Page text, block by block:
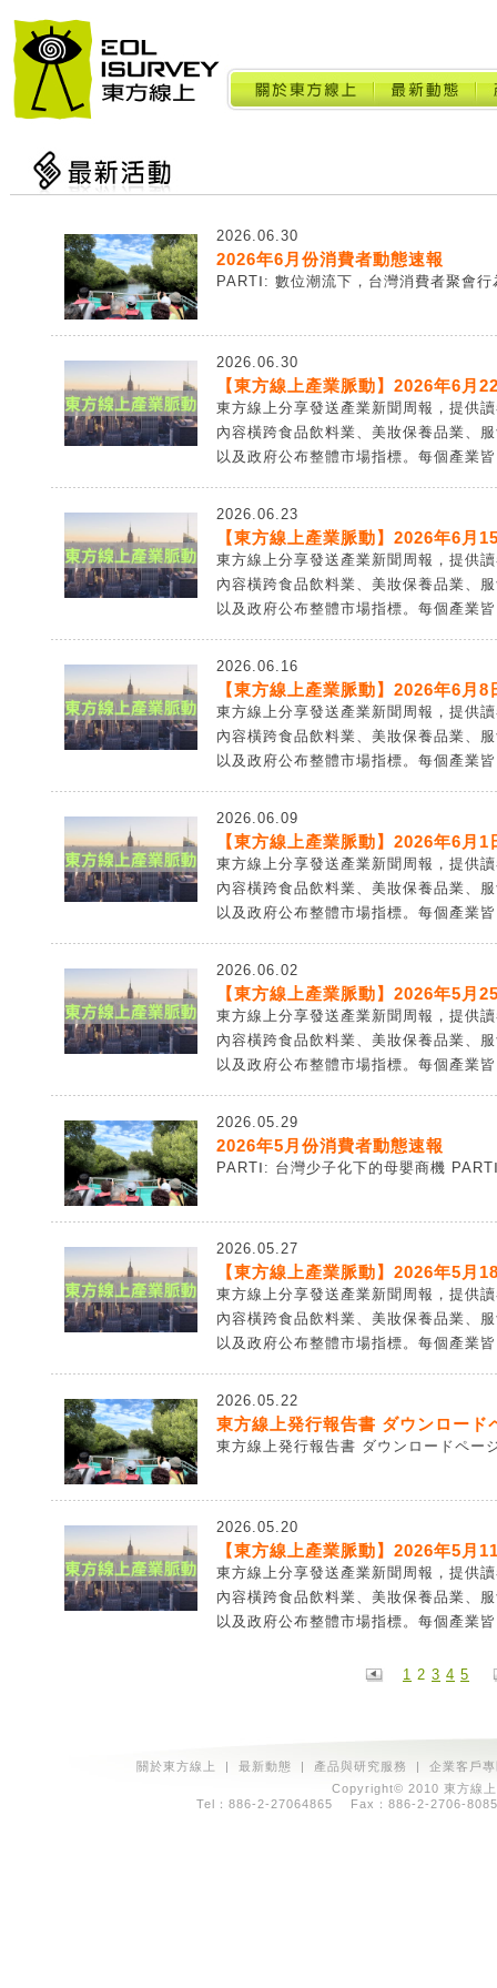
2026.06.30
2026年6月份消費者動態速報
PARTⅠ: 數位潮流下，台灣消費者聚會
2026.06.30
【東方線上產業脈動】2026年6月
東方線上分享發送產業新聞周報，提供
內容橫跨食品飲料業、美妝保養品業、
以及政府公布整體市場指標。每個產業
2026.06.23
【東方線上產業脈動】2026年6月
東方線上分享發送產業新聞周報，提供
內容橫跨食品飲料業、美妝保養品業、
以及政府公布整體市場指標。每個產業
2026.06.16
【東方線上產業脈動】2026年6月
東方線上分享發送產業新聞周報，提供
內容橫跨食品飲料業、美妝保養品業、
以及政府公布整體市場指標。每個產業
2026.06.09
【東方線上產業脈動】2026年6月
東方線上分享發送產業新聞周報，提供
內容橫跨食品飲料業、美妝保養品業、
以及政府公布整體市場指標。每個產業
2026.06.02
【東方線上產業脈動】2026年5月
東方線上分享發送產業新聞周報，提供
內容橫跨食品飲料業、美妝保養品業、
以及政府公布整體市場指標。每個產業
2026.05.29
2026年5月份消費者動態速報
PARTⅠ: 台灣少子化下的母嬰商機
2026.05.27
【東方線上產業脈動】2026年5月
東方線上分享發送產業新聞周報，提供
內容橫跨食品飲料業、美妝保養品業、
以及政府公布整體市場指標。每個產業
2026.05.22
東方線上発行報告書 ダウンロー
東方線上発行報告書 ダウンロードペー
2026.05.20
【東方線上產業脈動】2026年5月
東方線上分享發送產業新聞周報，提供
內容橫跨食品飲料業、美妝保養品業、
以及政府公布整體市場指標。每個產業
1 2 3 4 5
關於東方線上 | 最新動態 | 產品與研究服務 | 企業客戶
Copyright© 2010 東方線
Tel：886-2-27064865 Fax：886-2-2706-